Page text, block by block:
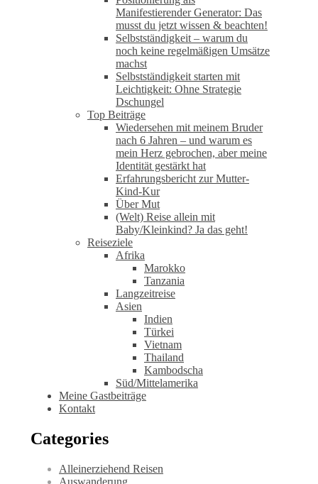
Manifestierender Generator: Das
musst du jetzt wissen & beachten!
Selbstständigkeit – warum du
noch keine regelmäßigen Umsätze
machst
Selbstständigkeit starten mit
Leichtigkeit: Ohne Strategie
Dschungel
Top Beiträge
Wiedersehen mit meinem Bruder
nach 6 Jahren – und warum es
mein Herz gebrochen, aber meine
Identität gestärkt hat
Erfahrungsbericht zur Mutter-
Kind-Kur
Über Mut
(Welt) Reise allein mit
Baby/Kleinkind? Ja das geht!
Reiseziele
Afrika
Marokko
Tanzania
Langzeitreise
Asien
Indien
Türkei
Vietnam
Thailand
Kambodscha
Süd/Mittelamerika
Meine Gastbeiträge
Kontakt
Categories
Alleinerziehend Reisen
Auswanderung